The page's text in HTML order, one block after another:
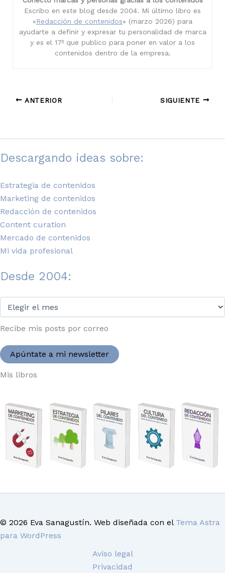
Escribo en este blog desde 2004. Mi último libro es
«Redacción de contenidos» (marzo 2026) para
ayudarte a definir y expresar tu personalidad de marca
y es el 17º que publico para poner en valor a los
contenidos dentro de la empresa.
ANTERIOR SIGUIENTE
Descargando ideas sobre:
Estrategia de contenidos
Marketing de contenidos
Redacción de contenidos
Content curation
Mercado de contenidos
Mi vida profesional
Desde 2004:
2004:
Recibe mis posts por correo
Apúntate a mi newsletter
Mis libros
© 2026 Eva Sanagustín. Web diseñada con el Tema Astra
para WordPress
Aviso legal
Privacidad